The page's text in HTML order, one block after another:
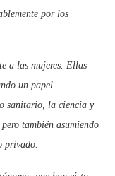
por los
a las mujeres. Ellas
un papel
sanitario, la ciencia y
también asumiendo
privado.